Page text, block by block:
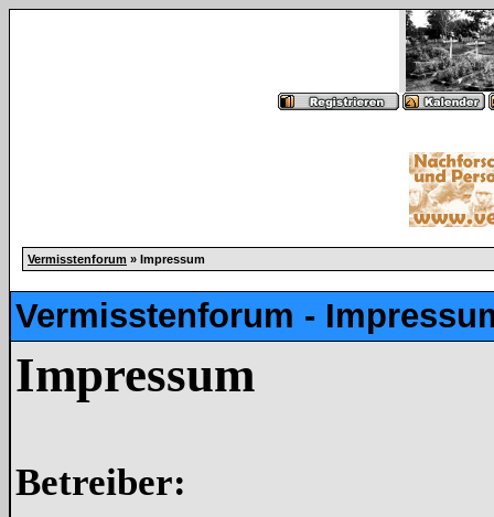
Vermisstenforum » Impressum
Vermisstenforum -
Impressum
Betreiber: